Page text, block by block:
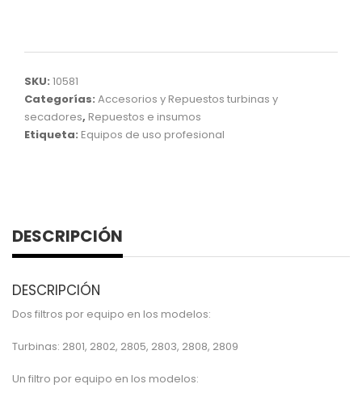
SKU: 10581
Categorías: Accesorios y Repuestos turbinas y
secadores, Repuestos e insumos
Etiqueta: Equipos de uso profesional
DESCRIPCIÓN
DESCRIPCIÓN
Dos filtros por equipo en los modelos:
Turbinas: 2801, 2802, 2805, 2803, 2808, 2809
Un filtro por equipo en los modelos: